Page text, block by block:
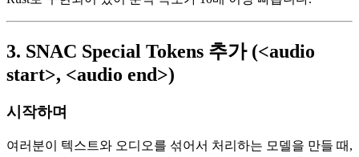
3. SNAC Special Tokens 추가 (<audio
start>, <audio end>)
시작하며
여러분이 텍스트와 오디오를 섞어서 처리하는 모델을 만들 때,